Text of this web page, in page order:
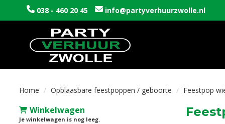
038 - 460 20 45 info@partyverhuurzwolle.nl
Home Opblaasbare feestpoppen / geboorte Feestpop
Winkelwagen
Je winkelwagen is nog leeg.